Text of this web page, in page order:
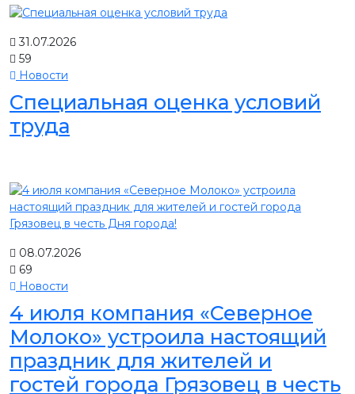
31.07.2026
59
Новости
Специальная оценка условий
труда
08.07.2026
69
Новости
4 июля компания «Северное
Молоко» устроила настоящий
праздник для жителей и
гостей города Грязовец в честь